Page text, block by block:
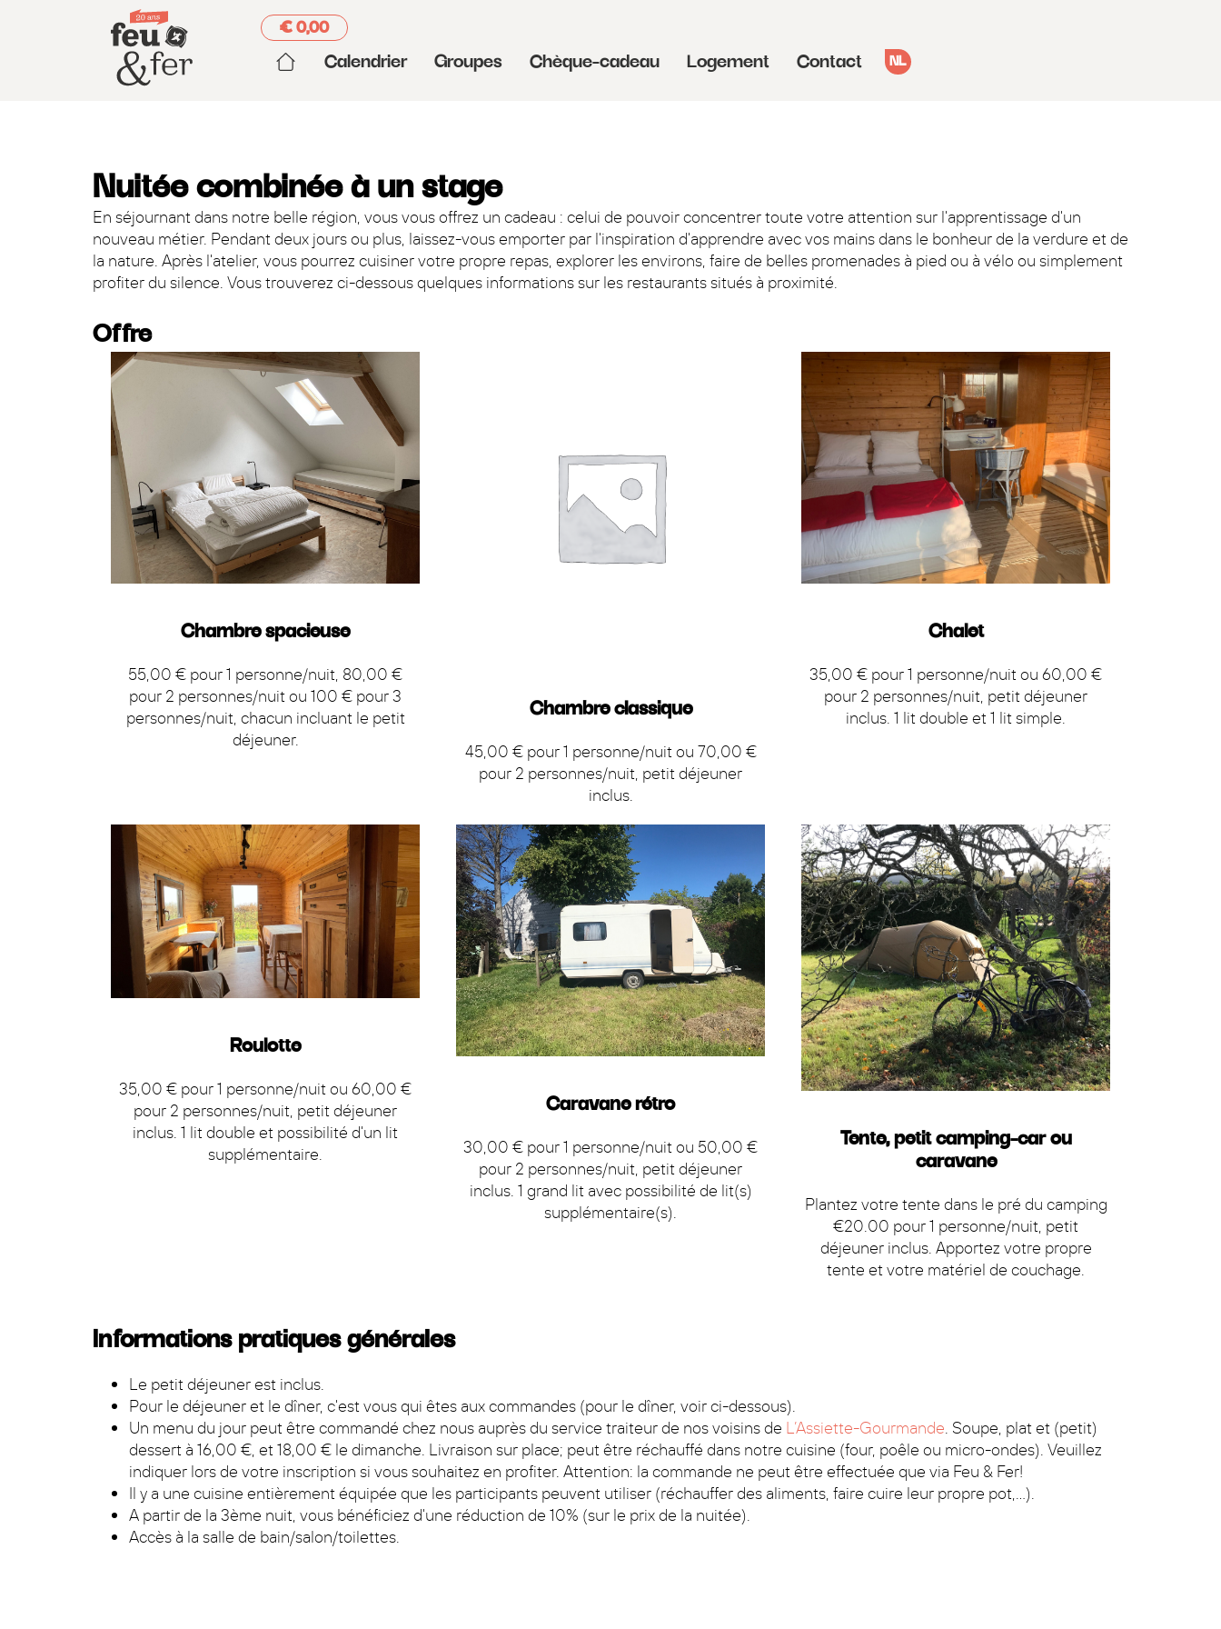
€ 0,00
Calendrier Groupes Chèque-cadeau Logement Contact NL
Nuitée combinée à un stage
En séjournant dans notre belle région, vous vous offrez un cadeau : celui de pouvoir concentrer toute votre attention sur l'apprentissage d'un
nouveau métier. Pendant deux jours ou plus, laissez-vous emporter par l'inspiration d'apprendre avec vos mains dans le bonheur de la verdure et de
la nature. Après l'atelier, vous pourrez cuisiner votre propre repas, explorer les environs, faire de belles promenades à pied ou à vélo ou simplement
profiter du silence. Vous trouverez ci-dessous quelques informations sur les restaurants situés à proximité.
Offre
Chambre spacieuse
55,00 € pour 1 personne/nuit, 80,00 €
pour 2 personnes/nuit ou 100 € pour 3
personnes/nuit, chacun incluant le petit
déjeuner.
Chambre classique
45,00 € pour 1 personne/nuit ou 70,00 €
pour 2 personnes/nuit, petit déjeuner
inclus.
Chalet
35,00 € pour 1 personne/nuit ou 60,00 €
pour 2 personnes/nuit, petit déjeuner
inclus. 1 lit double et 1 lit simple.
Roulotte
35,00 € pour 1 personne/nuit ou 60,00 €
pour 2 personnes/nuit, petit déjeuner
inclus. 1 lit double et possibilité d'un lit
supplémentaire.
Caravane rétro
30,00 € pour 1 personne/nuit ou 50,00 €
pour 2 personnes/nuit, petit déjeuner
inclus. 1 grand lit avec possibilité de lit(s)
supplémentaire(s).
Tente, petit camping-car ou
caravane
Plantez votre tente dans le pré du camping
€20.00 pour 1 personne/nuit, petit
déjeuner inclus. Apportez votre propre
tente et votre matériel de couchage.
Informations pratiques générales
Le petit déjeuner est inclus.
Pour le déjeuner et le dîner, c'est vous qui êtes aux commandes (pour le dîner, voir ci-dessous).
Un menu du jour peut être commandé chez nous auprès du service traiteur de nos voisins de L’Assiette-Gourmande. Soupe, plat et (petit)
dessert à 16,00 €, et 18,00 € le dimanche. Livraison sur place; peut être réchauffé dans notre cuisine (four, poêle ou micro-ondes). Veuillez
indiquer lors de votre inscription si vous souhaitez en profiter. Attention: la commande ne peut être effectuée que via Feu & Fer!
Il y a une cuisine entièrement équipée que les participants peuvent utiliser (réchauffer des aliments, faire cuire leur propre pot,...).
A partir de la 3ème nuit, vous bénéficiez d'une réduction de 10% (sur le prix de la nuitée).
Accès à la salle de bain/salon/toilettes.